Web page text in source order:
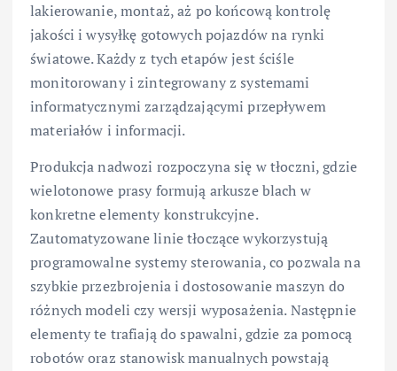
lakierowanie, montaż, aż po końcową kontrolę
jakości i wysyłkę gotowych pojazdów na rynki
światowe. Każdy z tych etapów jest ściśle
monitorowany i zintegrowany z systemami
informatycznymi zarządzającymi przepływem
materiałów i informacji.
Produkcja nadwozi rozpoczyna się w tłoczni, gdzie
wielotonowe prasy formują arkusze blach w
konkretne elementy konstrukcyjne.
Zautomatyzowane linie tłoczące wykorzystują
programowalne systemy sterowania, co pozwala na
szybkie przezbrojenia i dostosowanie maszyn do
różnych modeli czy wersji wyposażenia. Następnie
elementy te trafiają do spawalni, gdzie za pomocą
robotów oraz stanowisk manualnych powstają